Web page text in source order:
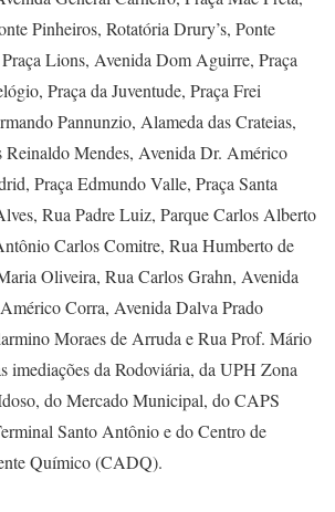
Pinheiros, Rotatória Drury’s, Ponte
Lions, Avenida Dom Aguirre, Praça
Praça da Juventude, Praça Frei
Pannunzio, Alameda das Crateias,
Reinaldo Mendes, Avenida Dr. Américo
Praça Edmundo Valle, Praça Santa
Rua Padre Luiz, Parque Carlos Alberto
Carlos Comitre, Rua Humberto de
Oliveira, Rua Carlos Grahn, Avenida
Corra, Avenida Dalva Prado
Moraes de Arruda e Rua Prof. Mário
imediações da Rodoviária, da UPH Zona
do Mercado Municipal, do CAPS
Santo Antônio e do Centro de
Químico (CADQ).